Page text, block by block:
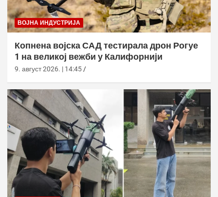
ВОЈНА ИНДУСТРИЈА
Копнена војска САД тестирала дрон Рогуе
1 на великој вежби у Калифорнији
9. август 2026. | 14:45